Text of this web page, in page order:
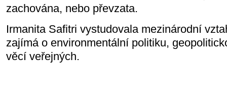
zachována, nebo převzata.
Irmanita Safitri vystudovala mezinárodní
zajímá o environmentální politiku,
věcí veřejných.